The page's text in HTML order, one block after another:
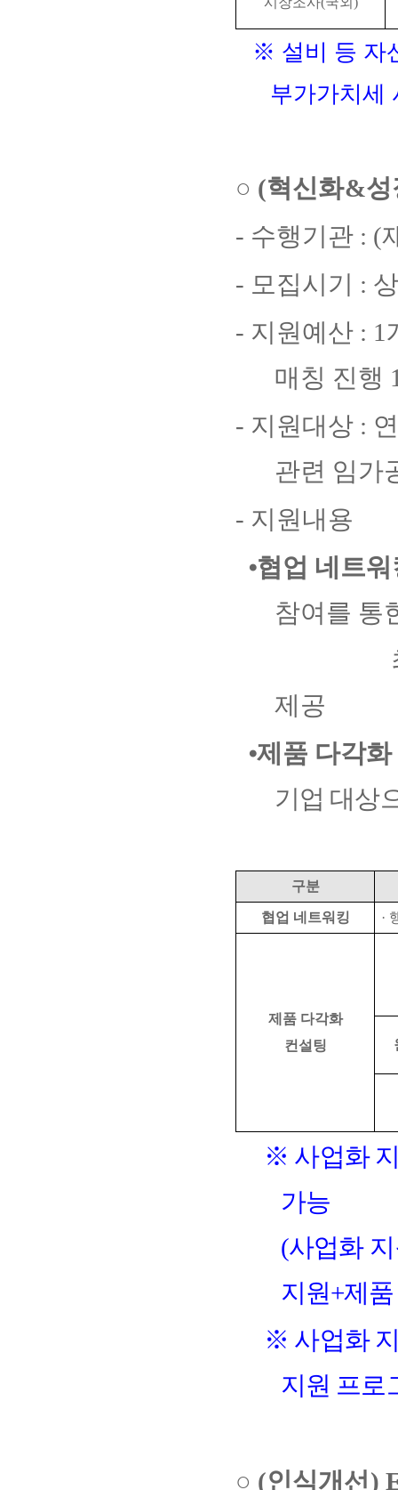
※ 설비 등 자
부가가치세
○ (혁신화&성
- 수행기관 : (
- 모집시기 :
- 지원예산 : 1
매칭 진행
- 지원대상 :
관련 임가
- 지원내용
⦁협업 네트
참여를 통
최신 기
제공
⦁제품 다각
기업 대상
구분
협업 네트워킹 ·
제품 다각화
컨설팅
※ 사업화
가능
(사업화
지원+제
※ 사업화
지원 프로
○ (인식개선)